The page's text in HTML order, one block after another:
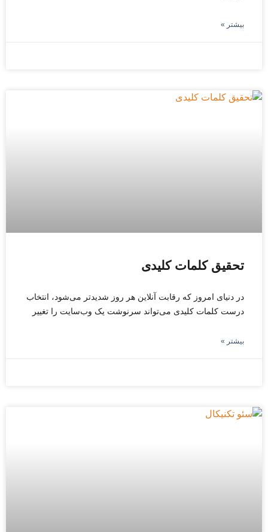
بیشتر »
تحقیق کلمات کلیدی
در دنیای امروز که رقابت آنلاین هر روز شدیدتر می‌شود، انتخاب
درست کلمات کلیدی می‌تواند سرنوشت یک وب‌سایت را تغییر
بیشتر »